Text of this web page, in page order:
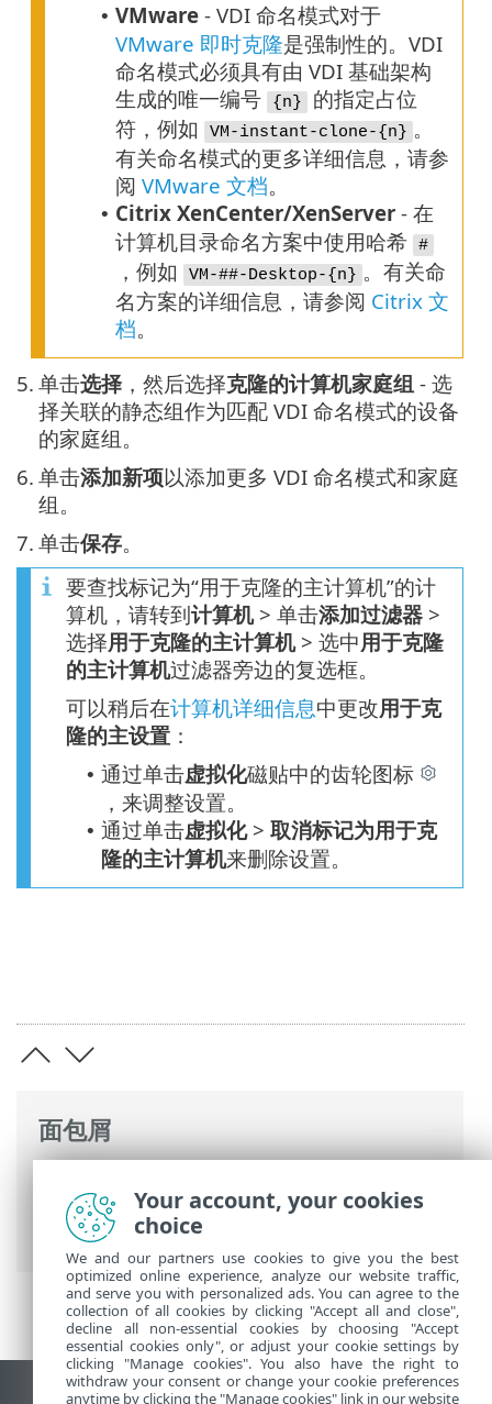
面包屑
VDI、克隆和硬件检测> 用于克隆的主计
算机
• VMware - VDI 命名模式对于
VMware 即时克隆是强制性的。VDI
命名模式必须具有由 VDI 基础架构
生成的唯一编号
{n}
的指定占位
符，例如
VM-instant-clone-{n} 。
有关命名模式的更多详细信息，请参
阅 VMware 文档。
• Citrix XenCenter/XenServer - 在
计算机目录命名方案中使用哈希
#
，例如 VM-##-Desktop-{n} 。有关命
名方案的详细信息，请参阅 Citrix 文
档。
5. 单击选择 ，然后选择克隆的计算机家庭组 - 选
择关联的静态组作为匹配 VDI 命名模式的设备
的家庭组。
6. 单击添加新项以添加更多 VDI 命名模式和家庭
组。
7. 单击保存。
要查找标记为“用于克隆的主计算机”的计
算机，请转到计算机> 单击添加过滤器 >
选择用于克隆的主计算机> 选中用于克隆
的主计算机过滤器旁边的复选框。
可以稍后在计算机详细信息中更改用于克
隆的主设置 ：
• 通过单击虚拟化磁贴中的齿轮图标
，来调整设置。
• 通过单击虚拟化> 取消标记为用于克
隆的主计算机来删除设置。
Your account, your cookies
choice
We and our partners use cookies to give you the best
optimized online experience, analyze our website traffic,
and serve you with personalized ads. You can agree to the
collection of all cookies by clicking "Accept all and close",
decline all non-essential cookies by choosing "Accept
essential cookies only", or adjust your cookie settings by
clicking "Manage cookies". You also have the right to
withdraw your consent or change your cookie preferences
anytime by clicking the "Manage cookies" link in our website